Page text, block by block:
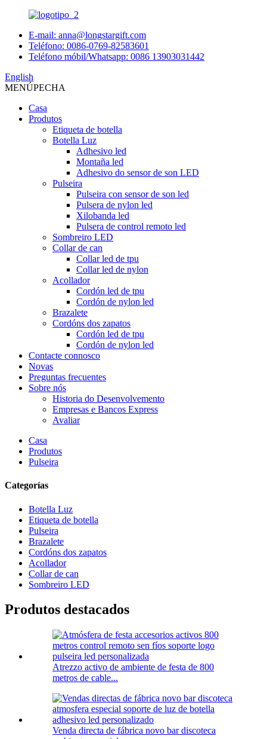
E-mail: anna@longstargift.com
Teléfono: 0086-0769-82583601
Teléfono móbil/Whatsapp: 0086 13903031442
English
MENÚPECHA
Casa
Produtos
Etiqueta de botella
Botella Luz
Adhesivo led
Montaña led
Adhesivo do sensor de son LED
Pulseira
Pulseira con sensor de son led
Pulsera de nylon led
Xilobanda led
Pulsera de control remoto led
Sombreiro LED
Collar de can
Collar led de tpu
Collar led de nylon
Acollador
Cordón led de tpu
Cordón de nylon led
Brazalete
Cordóns dos zapatos
Cordón led de tpu
Cordón de nylon led
Contacte connosco
Novas
Preguntas frecuentes
Sobre nós
Historia do Desenvolvemento
Empresas e Bancos Express
Avaliar
Casa
Produtos
Pulseira
Categorías
Botella Luz
Etiqueta de botella
Pulseira
Brazalete
Cordóns dos zapatos
Acollador
Collar de can
Sombreiro LED
Produtos destacados
Atrezzo activo de ambiente de festa de 800
metros de cable...
Venda directa de fábrica novo bar discoteca